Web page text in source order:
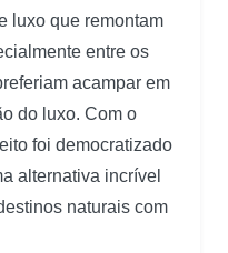
luxo que remontam
entre os
acampar em
do luxo. Com o
foi democratizado
alternativa incrível
naturais com